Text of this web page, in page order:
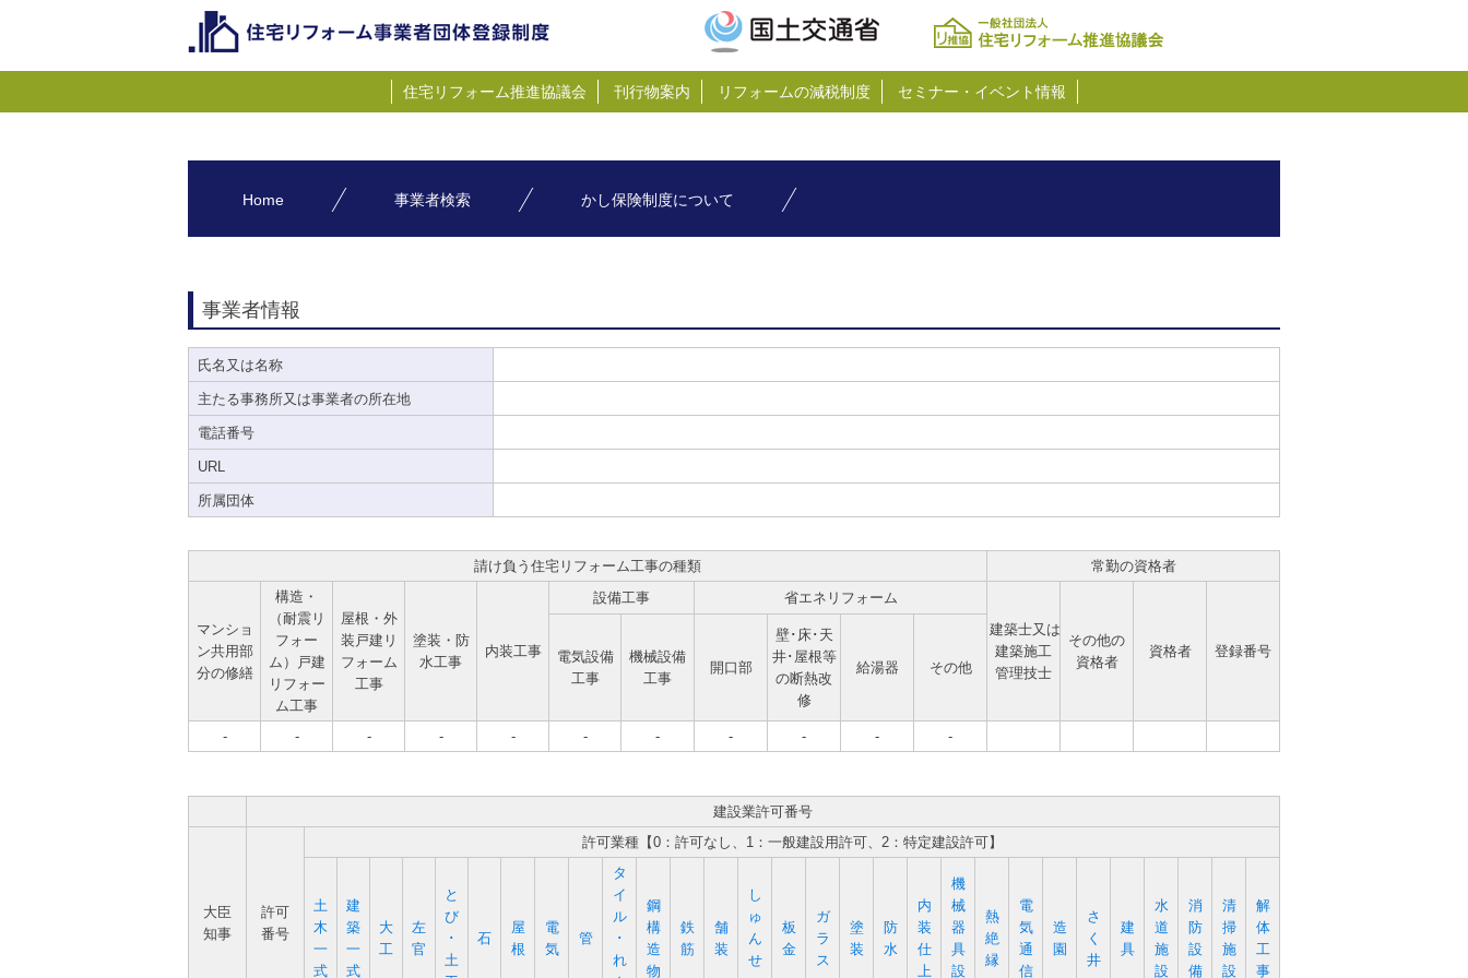
住宅リフォーム推進協議会 刊行物案内 リフォームの減税制度 セミナー・イベント情報
Home 事業者検索 かし保険制度について
事業者情報
氏名又は名称
主たる事務所又は事業者の所在地
電話番号
URL
所属団体
請け負う住宅リフォーム工事の種類 常勤の資格者
マンショ
ン共用部
分の修繕
構造・
（耐震リ
フォー
ム）戸建
リフォー
ム工事
屋根・外
装戸建リ
フォーム
工事
塗装・防
水工事
内装工事
設備工事
省エネリフォーム
建築士又は
建築施工
管理技士
その他の
資格者
資格者 登録番号
電気設備
工事
機械設備
工事
開口部
壁･床･天
井･屋根等
の断熱改
修
給湯器 その他
- - - - - - - - - - -
建設業許可番号
大臣
知事
許可
番号
許可業種【0：許可なし、1：一般建設用許可、2：特定建設許可】
土
木
一
式
建
築
一
式
大
工
左
官
と
び
･
土
石
屋
根
電
気
管
タ
イ
ル
･
れ
鋼
構
造
物
鉄
筋
舗
装
し
ゅ
ん
せ
板
金
ガ
ラ
ス
塗
装
防
水
内
装
仕
上
機
械
器
具
設
熱
絶
縁
電
気
通
信
造
園
さ
く
井
建
具
水
道
施
設
消
防
設
備
清
掃
施
設
解
体
工
事